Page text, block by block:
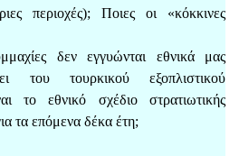
περιοχές); Ποιες οι «κόκκινες
δεν εγγυώνται εθνικά μας
του τουρκικού εξοπλιστικού
το εθνικό σχέδιο στρατιωτικής
τα επόμενα δέκα έτη;